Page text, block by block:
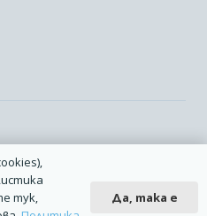
сайта
| Издател: Авио Форум |
Pixelliant
тук,
Да, така е